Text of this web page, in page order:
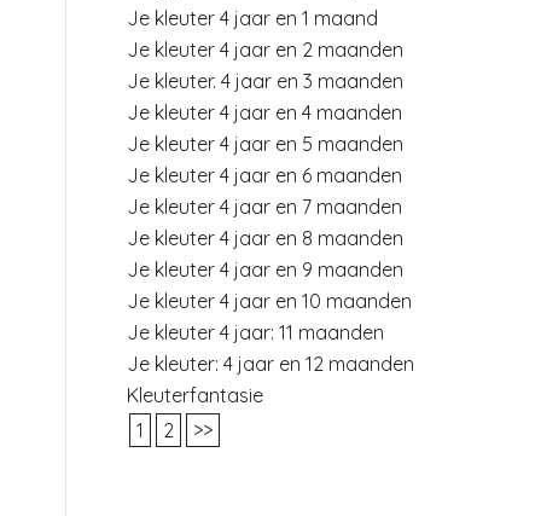
Je kleuter 4 jaar en 1 maand
Je kleuter 4 jaar en 2 maanden
Je kleuter. 4 jaar en 3 maanden
Je kleuter 4 jaar en 4 maanden
Je kleuter 4 jaar en 5 maanden
Je kleuter 4 jaar en 6 maanden
Je kleuter 4 jaar en 7 maanden
Je kleuter 4 jaar en 8 maanden
Je kleuter 4 jaar en 9 maanden
Je kleuter 4 jaar en 10 maanden
Je kleuter 4 jaar: 11 maanden
Je kleuter: 4 jaar en 12 maanden
Kleuterfantasie
1
2 >>